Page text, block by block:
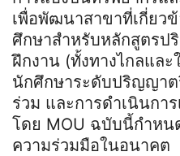
เพื่อพัฒนาสาขาที่เกี่ยว
ศึกษาสำหรับหลักสูตรป
ฝึกงาน (ทั้งทางไกลแล
นักศึกษาระดับปริญญาต
ร่วม และการดำเนินกา
โดย MOU ฉบับนี้กำหน
ความร่วมมือในอนาคต